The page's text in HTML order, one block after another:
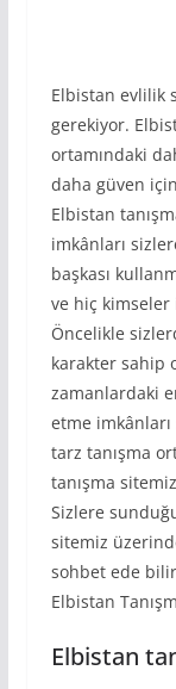
Elbistan evlilik
gerekiyor.
ortamındaki
daha güven
Elbistan
imkânları
başkası
ve hiç
Öncelikle
karakter sahip
zamanlardaki
etme
tarz tanışma
tanışma
Sizlere
sitemiz
sohbet ede
Elbistan
Elbistan